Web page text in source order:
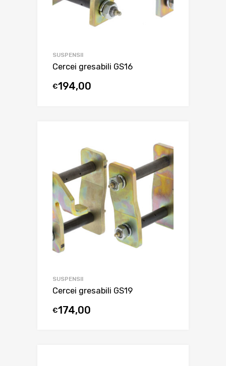
SUSPENSII
Cercei gresabili GS16
€194,00
SUSPENSII
Cercei gresabili GS19
€174,00